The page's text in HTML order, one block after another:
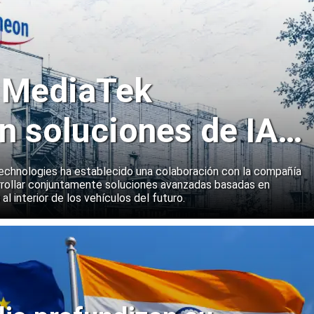
soluciones de IA
a bordo de
ha establecido una colaboración con la compañía
conjuntamente soluciones avanzadas basadas en
interior de los vehículos del futuro.